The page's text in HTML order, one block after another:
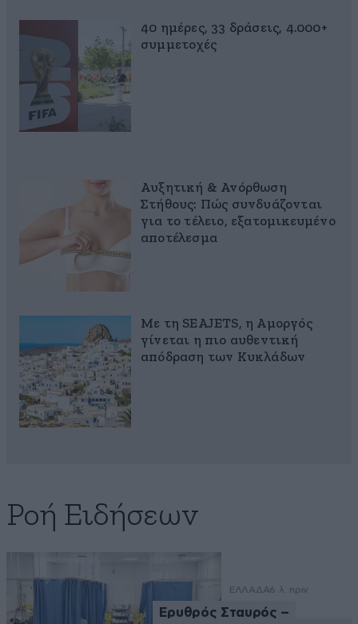
40 ημέρες, 33 δράσεις, 4.000+
συμμετοχές
Αυξητική & Ανόρθωση
Στήθους: Πώς συνδυάζονται
για το τέλειο, εξατομικευμένο
αποτέλεσμα
Με τη SEAJETS, η Αμοργός
γίνεται η πιο αυθεντική
απόδραση των Κυκλάδων
Ροή Ειδήσεων
ΕΛΛΑΔΑ6 λ. πριν
Ερυθρός Σταυρός –